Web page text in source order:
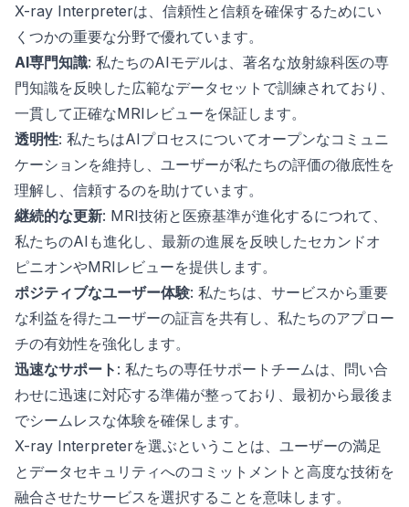
X-ray Interpreterは、信頼性と信頼を確保するためにい
くつかの重要な分野で優れています。
AI専門知識: 私たちのAIモデルは、著名な放射線科医の専
門知識を反映した広範なデータセットで訓練されており、
一貫して正確なMRIレビューを保証します。
透明性: 私たちはAIプロセスについてオープンなコミュニ
ケーションを維持し、ユーザーが私たちの評価の徹底性を
理解し、信頼するのを助けています。
継続的な更新: MRI技術と医療基準が進化するにつれて、
私たちのAIも進化し、最新の進展を反映したセカンドオ
ピニオンやMRIレビューを提供します。
ポジティブなユーザー体験: 私たちは、サービスから重要
な利益を得たユーザーの証言を共有し、私たちのアプロー
チの有効性を強化します。
迅速なサポート : 私たちの専任サポートチームは、問い合
わせに迅速に対応する準備が整っており、最初から最後ま
でシームレスな体験を確保します。
X-ray Interpreterを選ぶということは、ユーザーの満足
とデータセキュリティへのコミットメントと高度な技術を
融合させたサービスを選択することを意味します。